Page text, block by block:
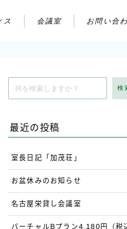
ス 会議室 お問い合
アクセス 検
最近の投稿
室長日記「加茂荘」
お盆休みのお知らせ
名古屋栄貸し会議室
バーチャルBプラン4,180円（税